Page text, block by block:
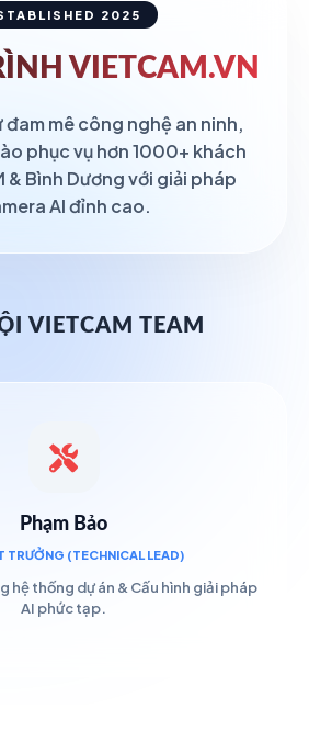
2025
VIETCAM.VN
đam mê công nghệ an ninh,
phục vụ hơn 1000+ khách
& Bình Dương với giải pháp
AI đỉnh cao.
VIETCAM TEAM
Phạm Bảo
TRƯỞNG (TECHNICAL LEAD)
hệ thống dự án & Cấu hình giải pháp
AI phức tạp.